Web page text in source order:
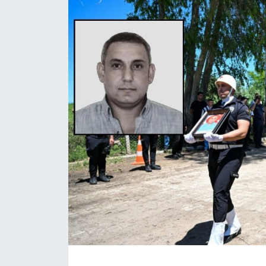
Daday Haberleri
Devrekani Haberleri
Doğanyurt Haberleri
Hanönü Haberleri
İhsangazi Haberleri
İnebolu Haberleri
Küre Haberleri
Merkez Haberleri